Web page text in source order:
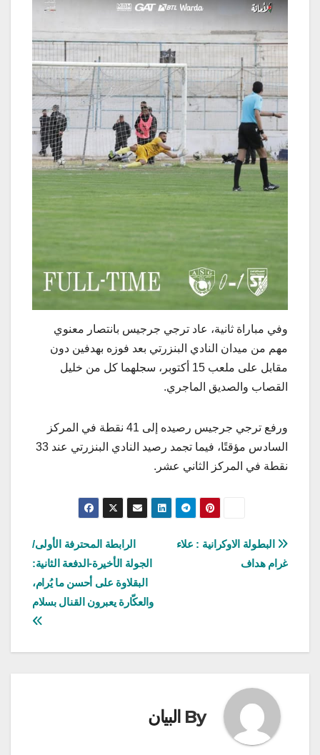
وفي مباراة ثانية، عاد ترجي جرجيس بانتصار معنوي
مهم من ميدان النادي البنزرتي بعد فوزه بهدفين دون
مقابل على ملعب 15 أكتوبر، سجلهما كل من خليل
القصاب والصديق الماجري.
ورفع ترجي جرجيس رصيده إلى 41 نقطة في المركز
السادس مؤقتًا، فيما تجمد رصيد النادي البنزرتي عند 33
نقطة في المركز الثاني عشر.
تصفّح
المقالات
الرابطة المحترفة الأولى/
الجولة الأخيرة-الدفعة الثانية:
البقلاوة على أحسن ما يُرام،
والعكّارة يعبرون القنال بسلام
البطولة الاوكرانية : علاء
غرام هداف
By البيان